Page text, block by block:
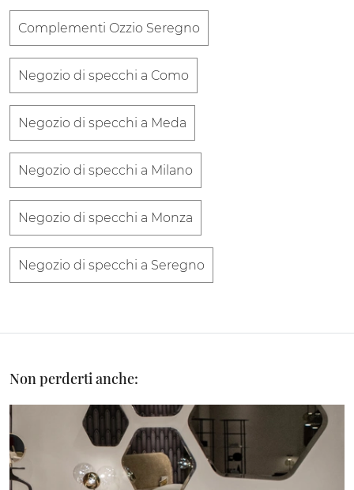
Complementi Ozzio Seregno
Negozio di specchi a Como
Negozio di specchi a Meda
Negozio di specchi a Milano
Negozio di specchi a Monza
Negozio di specchi a Seregno
Non perderti anche: